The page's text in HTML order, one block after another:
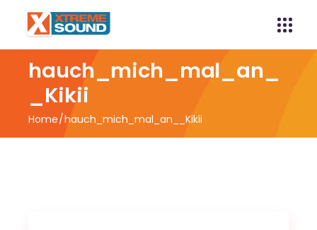
hauch_mich_mal_an_
_Kikii
Home hauch_mich_mal_an__Kikii